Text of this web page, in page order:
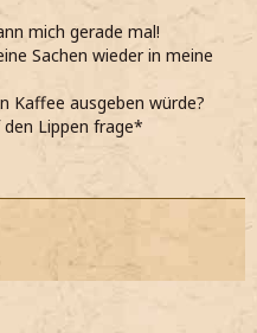
mich gerade mal!
Sachen wieder in meine
Kaffee ausgeben würde?
Lippen frage*